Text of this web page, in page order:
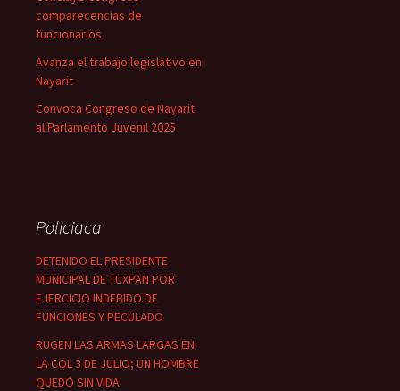
comparecencias de
funcionarios
Avanza el trabajo legislativo en
Nayarit
Convoca Congreso de Nayarit
al Parlamento Juvenil 2025
Policiaca
DETENIDO EL PRESIDENTE
MUNICIPAL DE TUXPAN POR
EJERCICIO INDEBIDO DE
FUNCIONES Y PECULADO
RUGEN LAS ARMAS LARGAS EN
LA COL 3 DE JULIO; UN HOMBRE
QUEDÓ SIN VIDA